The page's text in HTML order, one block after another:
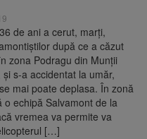
de ani a cerut, marţi,
după ce a căzut
zona Podragu din Munţii
s-a accidentat la umăr,
mai poate deplasa. În zonă
o echipă Salvamont de la
vremea va permite va
[…]